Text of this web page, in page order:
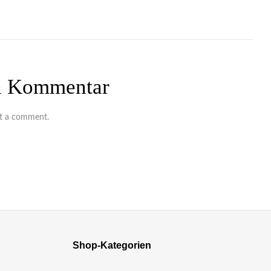
Kommentar
a comment.
Shop-Kategorien